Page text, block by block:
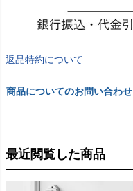
返品特約について
商品についてのお問い合わせ
最近閲覧した商品